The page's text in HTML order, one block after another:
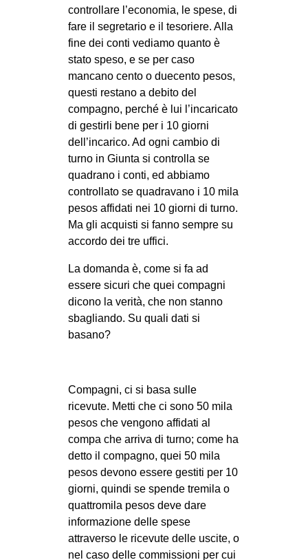
controllare l’economia, le spese, di
fare il segretario e il tesoriere. Alla
fine dei conti vediamo quanto è
stato speso, e se per caso
mancano cento o duecento pesos,
questi restano a debito del
compagno, perché è lui l’incaricato
di gestirli bene per i 10 giorni
dell’incarico. Ad ogni cambio di
turno in Giunta si controlla se
quadrano i conti, ed abbiamo
controllato se quadravano i 10 mila
pesos affidati nei 10 giorni di turno.
Ma gli acquisti si fanno sempre su
accordo dei tre uffici.
La domanda è, come si fa ad
essere sicuri che quei compagni
dicono la verità, che non stanno
sbagliando. Su quali dati si
basano?
Compagni, ci si basa sulle
ricevute. Metti che ci sono 50 mila
pesos che vengono affidati al
compa che arriva di turno; come ha
detto il compagno, quei 50 mila
pesos devono essere gestiti per 10
giorni, quindi se spende tremila o
quattromila pesos deve dare
informazione delle spese
attraverso le ricevute delle uscite, o
nel caso delle commissioni per cui